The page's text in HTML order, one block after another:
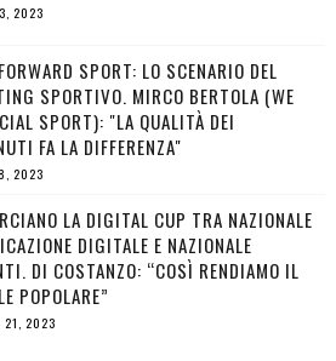
2023
SPORT: LO SCENARIO DEL
SPORTIVO. MIRCO BERTOLA (WE
SPORT): "LA QUALITÀ DEI
FA LA DIFFERENZA"
2023
LA DIGITAL CUP TRA NAZIONALE
DIGITALE E NAZIONALE
DI COSTANZO: “COSÌ RENDIAMO IL
POPOLARE”
21, 2023